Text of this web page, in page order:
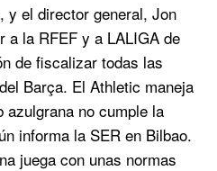
y el director general, Jon
a la RFEF y a LALIGA de
de fiscalizar todas las
Barça. El Athletic maneja
azulgrana no cumple la
informa la SER en Bilbao.
juega con unas normas